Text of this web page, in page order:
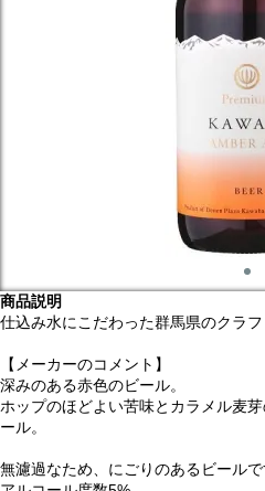
商品説明
仕込み水にこだわった群馬県のクラフ
【メーカーのコメント】
深みのある赤色のビール。
ホップのほどよい苦味とカラメル麦
ール。
無濾過なため、にごりのあるビールで